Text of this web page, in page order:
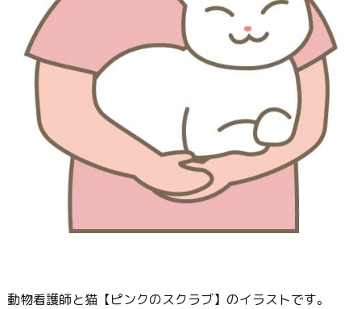
動物看護師と猫【ピンクのスクラブ】のイラストです。